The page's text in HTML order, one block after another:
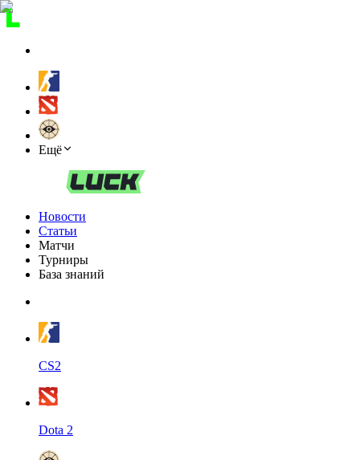
Ещё
Новости
Статьи
Матчи
Турниры
База знаний
CS2
Dota 2